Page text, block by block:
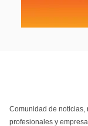
Comunidad de noticias,
profesionales y